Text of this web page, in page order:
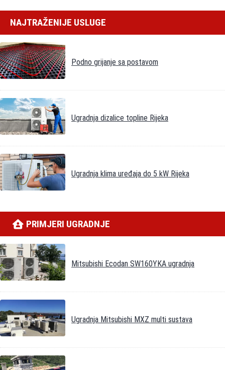
NAJTRAŽENIJE USLUGE
Podno grijanje sa postavom
Ugradnja dizalice topline Rijeka
Ugradnja klima uređaja do 5 kW Rijeka
PRIMJERI UGRADNJE
Mitsubishi Ecodan SW160YKA ugradnja
Ugradnja Mitsubishi MXZ multi sustava